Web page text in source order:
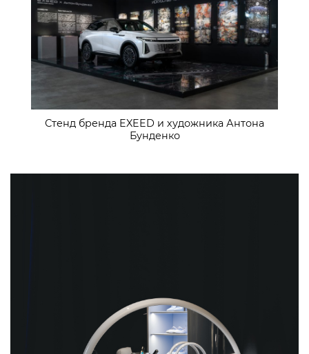
Стенд бренда EXEED и художника Антона
Бунденко